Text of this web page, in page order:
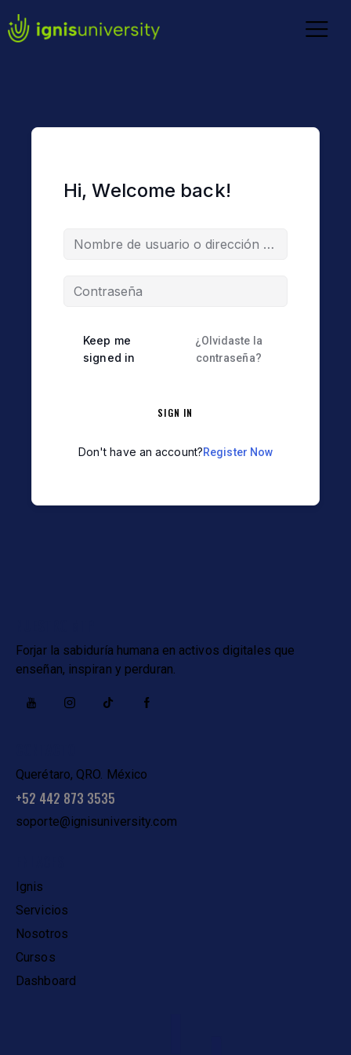
Hi, Welcome back!
Keep me
signed in
¿Olvidaste la
contraseña?
SIGN IN
Don't have an account?Register Now
Forjar la sabiduría humana en activos digitales que
enseñan, inspiran y perduran.
Querétaro, QRO. México
+52 442 873 3535
soporte@ignisuniversity.com
Ignis
Servicios
Nosotros
Cursos
Dashboard